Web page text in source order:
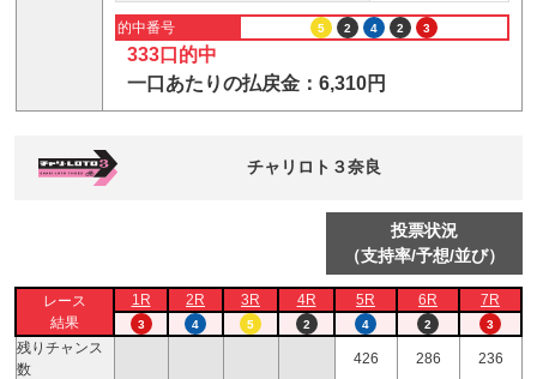
的中番号 5 2 4 2 3
333口的中
一口あたりの払戻金：6,310円
チャリロト３奈良
投票状況
（支持率/予想/並び）
レース
結果
1R 2R 3R 4R 5R 6R 7R
3 4 5 2 4 2 3
残りチャンス
数
426 286 236